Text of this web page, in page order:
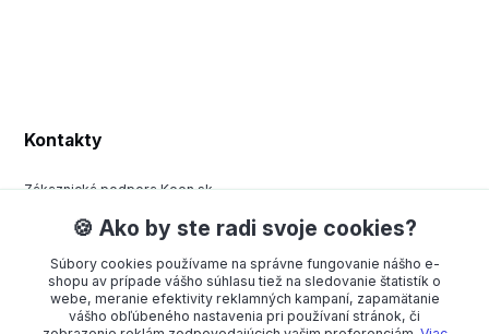
Kontakty
Zákaznická podpora Keen.sk
+420 377 443 970
(Po-Pá, 8-15 hod.)
order@americanway.sk
🍪 Ako by ste radi svoje cookies?
Súbory cookies používame na správne fungovanie nášho e-
shopu av prípade vášho súhlasu tiež na sledovanie štatistík o
webe, meranie efektivity reklamných kampaní, zapamätanie
vášho obľúbeného nastavenia pri používaní stránok, či